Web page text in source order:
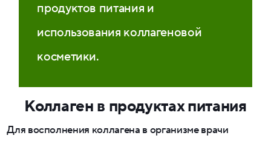
продуктов питания и
использования коллагеновой
косметики.
Коллаген в продуктах питания
Для восполнения коллагена в организме врачи